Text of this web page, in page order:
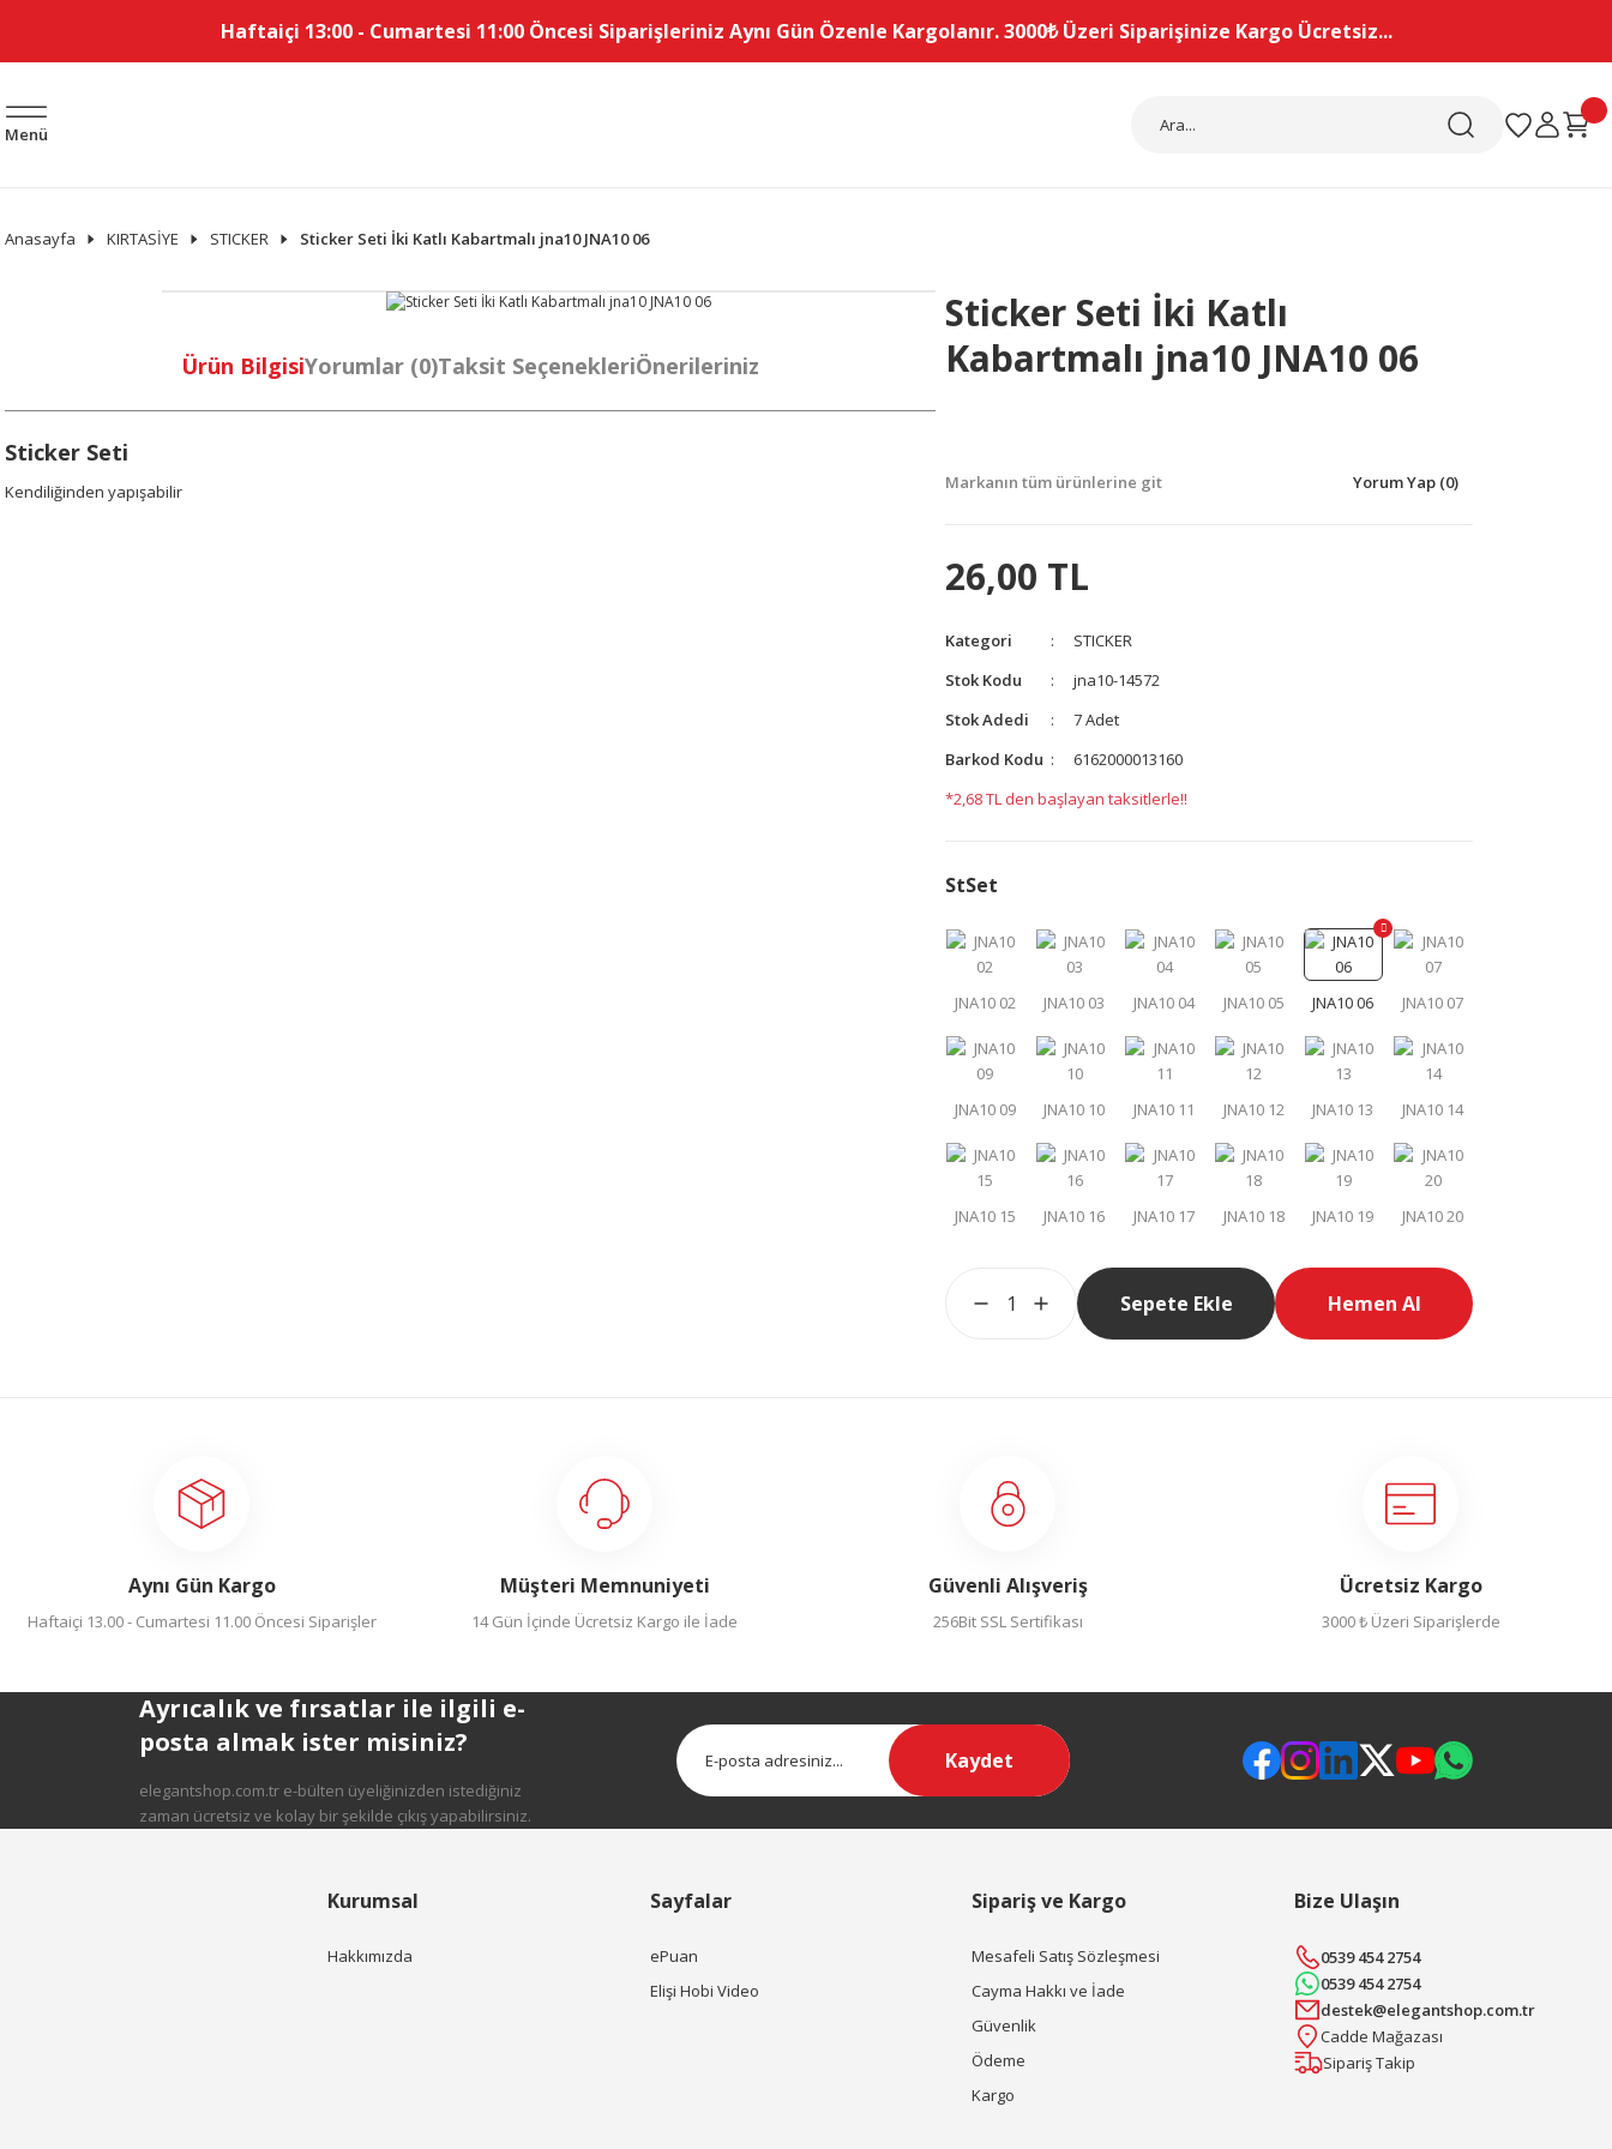
Haftaiçi 13:00 - Cumartesi 11:00 Öncesi Siparişleriniz Aynı Gün Özenle Kargolanır. 3000₺ Üzeri Siparişinize Kargo Ücretsiz...
Menü
Anasayfa KIRTASİYE STICKER Sticker Seti İki Katlı Kabartmalı jna10 JNA10 06
Ürün BilgisiYorumlar (0)Taksit SeçenekleriÖnerileriniz
Sticker Seti
Kendiliğinden yapışabilir
Sticker Seti İki Katlı
Kabartmalı jna10 JNA10 06
Markanın tüm ürünlerine git Yorum Yap (0)
26,00 TL
Kategori
STICKER
Stok Kodu
jna10-14572
Stok Adedi
7 Adet
Barkod Kodu
6162000013160
*2,68 TL den başlayan taksitlerle!!
StSet
Sepete Ekle Hemen Al
Aynı Gün Kargo
Haftaiçi 13.00 - Cumartesi 11.00 Öncesi Siparişler
Müşteri Memnuniyeti
14 Gün İçinde Ücretsiz Kargo ile İade
Güvenli Alışveriş
256Bit SSL Sertifikası
Ücretsiz Kargo
3000 ₺ Üzeri Siparişlerde
Ayrıcalık ve fırsatlar ile ilgili e-
posta almak ister misiniz?
elegantshop.com.tr e-bülten üyeliğinizden istediğiniz
zaman ücretsiz ve kolay bir şekilde çıkış yapabilirsiniz.
Kaydet
Kurumsal
Hakkımızda
Sayfalar
ePuan
Elişi Hobi Video
Sipariş ve Kargo
Mesafeli Satış Sözleşmesi
Cayma Hakkı ve İade
Güvenlik
Ödeme
Kargo
Bize Ulaşın
0539 454 2754
0539 454 2754
destek@elegantshop.com.tr
Cadde Mağazası
Sipariş Takip